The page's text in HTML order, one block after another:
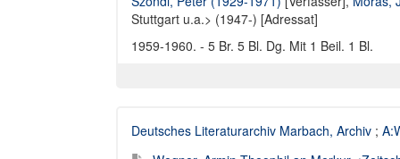
Stuttgart u.a.> (1947-) [Adressat]
1959-1960. - 5 Br. 5 Bl. Dg. Mit 1 Beil. 1 Bl.
Deutsches Literaturarchiv Marbach, Archiv ;